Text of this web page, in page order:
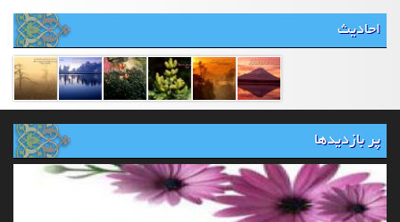
احادیث
پر بازدیدها